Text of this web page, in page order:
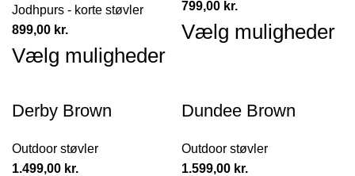
Jodhpurs - korte støvler
899,00 kr.
Vælg muligheder
799,00 kr.
Vælg muligheder
Derby Brown
Outdoor støvler
1.499,00 kr.
Dundee Brown
Outdoor støvler
1.599,00 kr.